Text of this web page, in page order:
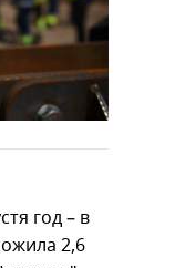
год – в
2,6